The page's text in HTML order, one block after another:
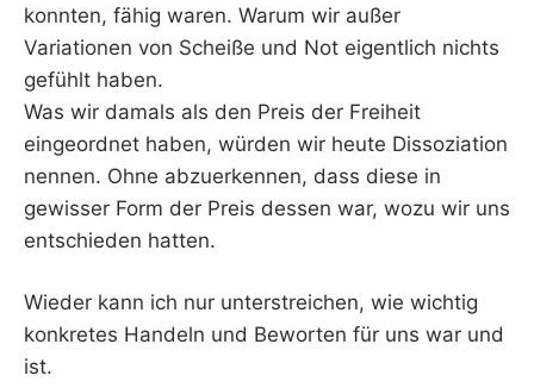
konnten, fähig waren. Warum wir außer
Variationen von Scheiße und Not eigentlich nichts
gefühlt haben.
Was wir damals als den Preis der Freiheit
eingeordnet haben, würden wir heute Dissoziation
nennen. Ohne abzuerkennen, dass diese in
gewisser Form der Preis dessen war, wozu wir uns
entschieden hatten.
Wieder kann ich nur unterstreichen, wie wichtig
konkretes Handeln und Beworten für uns war und
ist.